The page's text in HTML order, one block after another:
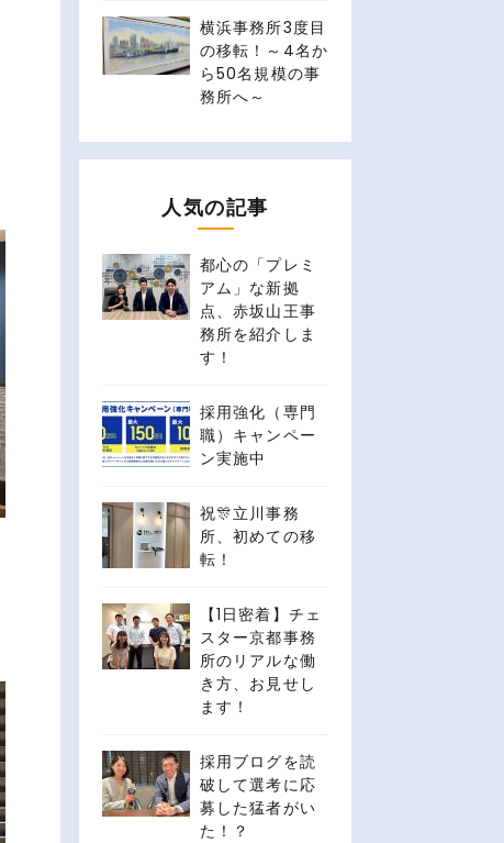
横浜事務所3度目
の移転！～4名か
ら50名規模の事
務所へ～
人気の記事
都心の「プレミ
アム」な新拠
点、赤坂山王事
務所を紹介しま
す！
採用強化（専門
職）キャンペー
ン実施中
祝🎊立川事務
所、初めての移
転！
【1日密着】チェ
スター京都事務
所のリアルな働
き方、お見せし
ます！
採用ブログを読
破して選考に応
募した猛者がい
た！？